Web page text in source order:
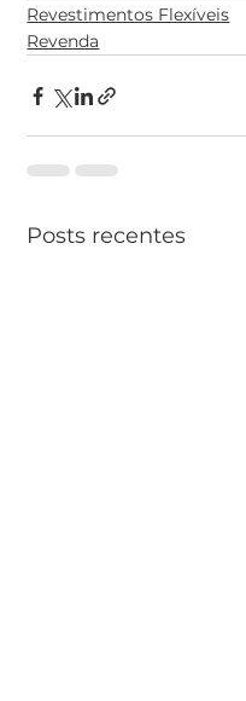
Revestimentos Flexíveis
Revenda
Posts recentes